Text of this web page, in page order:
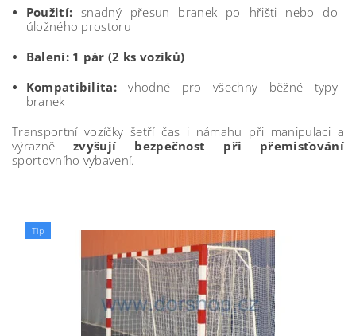
Použití: snadný přesun branek po hřišti nebo do
úložného prostoru
Balení: 1 pár (2 ks vozíků)
Kompatibilita: vhodné pro všechny běžné typy
branek
Transportní vozíčky šetří čas i námahu při manipulaci a
výraznězvyšují bezpečnost při přemisťování
sportovního vybavení.
Tip